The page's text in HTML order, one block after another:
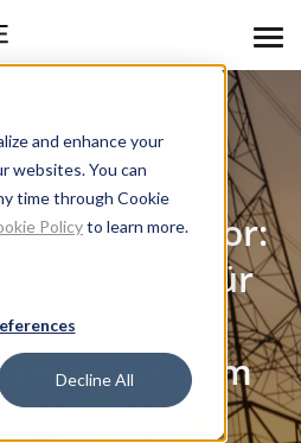
and enhance your
websites. You can
time through Cookie
Policyto learn more.
Decline All
Sektor:
Budget für
sichern